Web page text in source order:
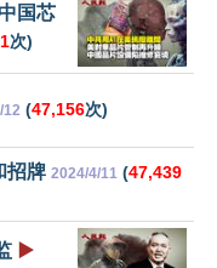
国芯
次)
12 (47,156次)
招牌 2024/4/11 (47,439
▶️